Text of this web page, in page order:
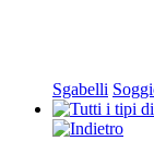
Sgabelli